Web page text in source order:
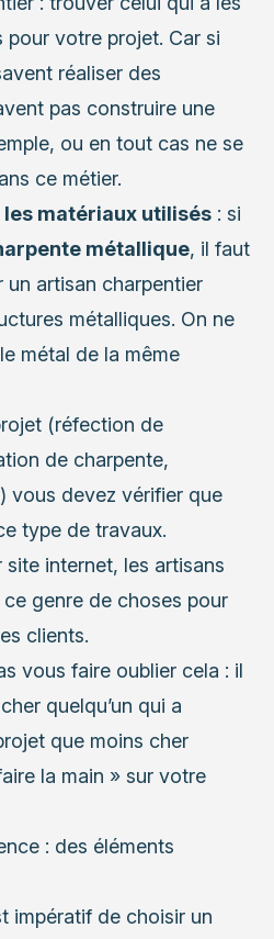
pour votre projet. Car si
réaliser des
pas construire une
ou en tout cas ne se
ce métier.
les matériaux utilisés : si
métallique, il faut
artisan charpentier
métalliques. On ne
métal de la même
(réfection de
de charpente,
vous devez vérifier que
type de travaux.
site internet, les artisans
genre de choses pour
clients.
vous faire oublier cela : il
quelqu’un qui a
que moins cher
la main » sur votre
: des éléments
impératif de choisir un